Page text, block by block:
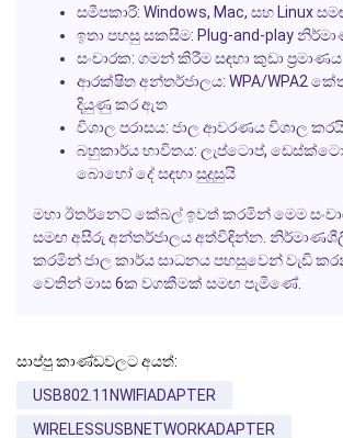
සමීපකාරී: Windows, Mac, සහ Linux
ඉතා පහසු සකසීම: Plug-and-play
සංචාරක: ගමන් කිරීම සඳහා කුඩා ප්‍රමාණය
ආරක්ෂිත අන්තර්ජාලය: WPA/WPA2
දියුණු කර ඇත
විශාල පරාසය: ජාල ආවරණය විශාල
බහුකාර්ය භාවිතය: ලැප්ටොප්,
බොහෝ දේ සඳහා සුදුසුයි
මහා ඊතර්නෙට් කේබල් ඉවත් කරමින් මෙම
සමඟ අසීරු අන්තර්ජාලය අත්විඳින්න.
කරමින් ජාල කාර්ය සාධනය පහසුවෙන් වැඩි
වෙතින් මාස 6ක වගකීමක් සමඟ පැමිණේ.
සාප්පු කාණ්ඩවලට අයත්:
USB802.11NWIFIADAPTER
WIRELESSUSBNETWORKADAPTER